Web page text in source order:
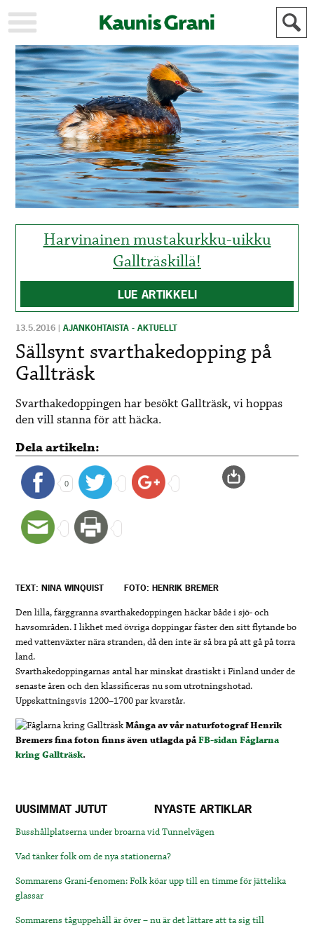
KAUPUNKI
STADEN
AJANKOHTAISTA
AKTUELLT
URHEILU
IDROTT
KULTTUURI
KULTUR
HISTORIA
HISTORIA
YLEINEN
ALLMÄN
MAINOSTAJILLE
FÖR
ANNONSÖRER
Harvinainen mustakurkku-uikku
Gallträskillä!
LUE ARTIKKELI
13.5.2016 |AJANKOHTAISTA - AKTUELLT
Sällsynt svarthakedopping på
Gallträsk
Svarthakedoppingen har besökt Gallträsk, vi hoppas
den vill stanna för att häcka.
Dela artikeln:
0
TEXT: NINA WINQUIST FOTO: HENRIK BREMER
Den lilla, färggranna svarthakedoppingen häckar både i sjö- och
havsområden. I likhet med övriga doppingar fäster den sitt flytande bo
med vattenväxter nära stranden, då den inte är så bra på att gå på torra
land.
Svarthakedoppingarnas antal har minskat drastiskt i Finland under de
senaste åren och den klassificeras nu som utrotningshotad.
Uppskattningsvis 1200–1700 par kvarstår.
Många av vår naturfotograf Henrik
Bremers fina foton finns även utlagda påFB-sidan Fåglarna
kring Gallträsk.
UUSIMMAT JUTUT NYASTE ARTIKLAR
Busshållplatserna under broarna vid Tunnelvägen
Vad tänker folk om de nya stationerna?
Sommarens Grani-fenomen: Folk köar upp till en timme för jättelika
glassar
Sommarens tåguppehåll är över – nu är det lättare att ta sig till